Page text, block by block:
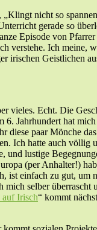
„Klingt nicht so
gerade so
Episode von
verstehe. Ich meine,
irischen Geistlichen
vieles. Echt. Die
6. Jahrhundert hat
diese paar Mönche
Ich hatte auch völlig
und lustige
(per Anhalter!)
ist einfach zu gut, um
mich selber überrascht
auf Irisch“ kommt